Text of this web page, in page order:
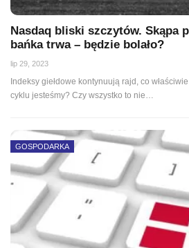
Nasdaq bliski szczytów. Skąpa
bańka trwa – będzie bolało?
lip 29, 2023
Indeksy giełdowe kontynuują rajd, co
cyklu jesteśmy? Czy wszystko to nie…
GOSPODARKA